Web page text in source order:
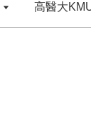
高醫大